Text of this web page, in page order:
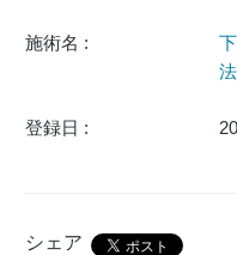
施術名 :
法
登録日 :
シェア